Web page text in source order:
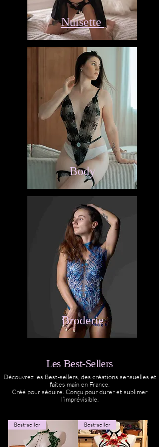
Nuisette
Body
Broderie
Les Best-Sellers
Découvrez les Best-sellers, des créations sensuelles et
faites main en France.
Créé pour séduire. Conçu pour durer et sublimer
l’imprévisible.
Best-seller Best-seller